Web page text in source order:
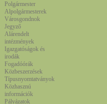
Polgármester
Alpolgármesterek
Városgondnok
Jegyző
Alárendelt
intézmények
Igazgatóságok és
irodák
Fogadóórák
Közbeszerzések
Típusnyomtatványok
Közhasznú
információk
Pályázatok